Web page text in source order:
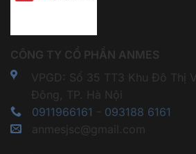
CÔNG TY CỔ PHẦN ANMES
VPGD: Số 35 TT3 Khu Đô Thị
Đông, TP. Hà Nội
0911966161
093188 6161
anmesjsc@gmail.com